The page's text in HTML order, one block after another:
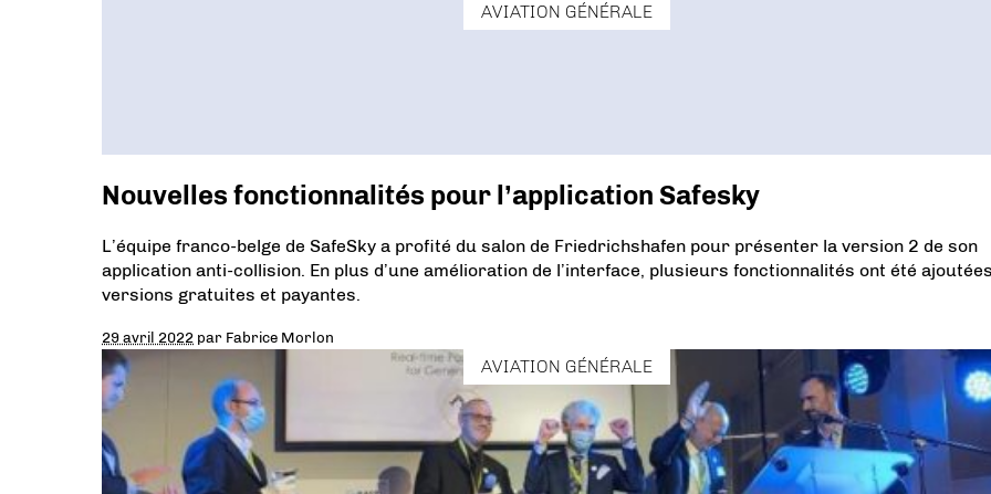
AVIATION GÉNÉRALE
Nouvelles fonctionnalités pour l’application Safesky
L’équipe franco-belge de SafeSky a profité du salon de Friedrichshafen pour présenter la version 2 de son
application anti-collision. En plus d’une amélioration de l’interface, plusieurs fonctionnalités ont été
versions gratuites et payantes.
29 avril 2022 par Fabrice Morlon
AVIATION GÉNÉRALE